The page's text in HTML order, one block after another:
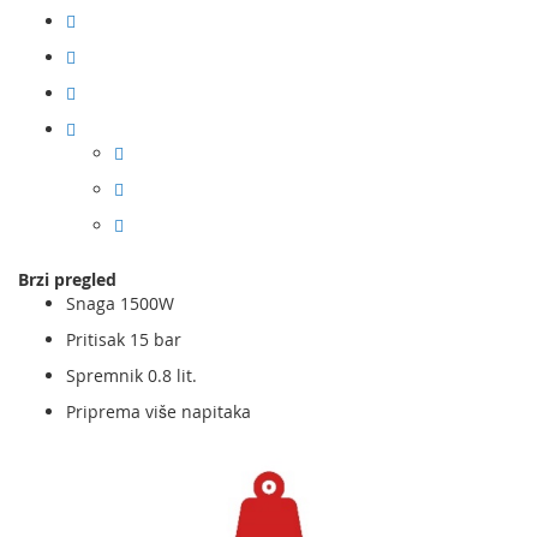
Brzi pregled
Snaga 1500W
Pritisak 15 bar
Spremnik 0.8 lit.
Priprema više napitaka